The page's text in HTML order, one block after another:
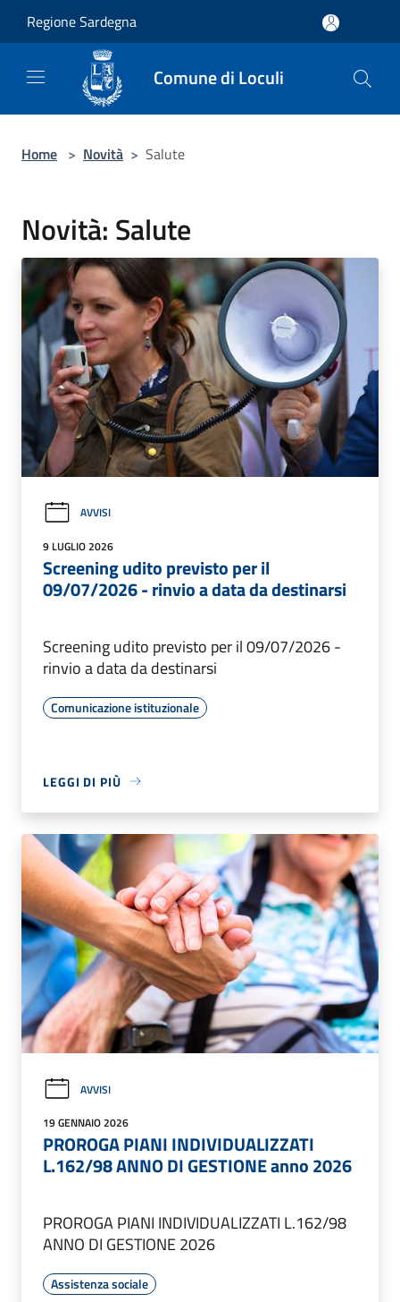
Regione Sardegna
Comune di Loculi
Home > Novità > Salute
Novità: Salute
AVVISI
9 LUGLIO 2026
Screening udito previsto per il
09/07/2026 - rinvio a data da destinarsi
Screening udito previsto per il 09/07/2026 -
rinvio a data da destinarsi
Comunicazione istituzionale
LEGGI DI PIÙ
AVVISI
19 GENNAIO 2026
PROROGA PIANI INDIVIDUALIZZATI
L.162/98 ANNO DI GESTIONE anno 2026
PROROGA PIANI INDIVIDUALIZZATI L.162/98
ANNO DI GESTIONE 2026
Assistenza sociale